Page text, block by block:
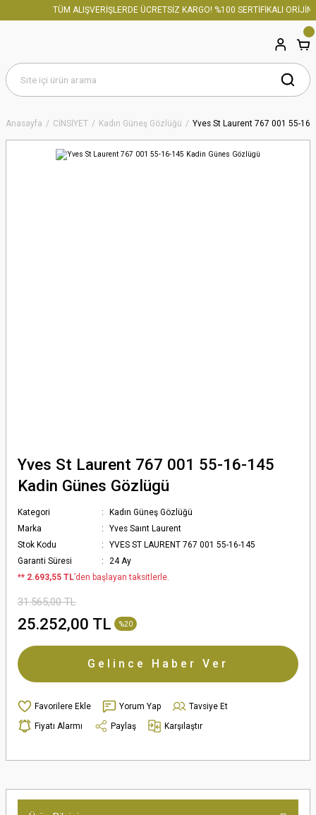
TÜM ALIŞVERİŞLERDE ÜCRETSİZ KARGO! %100 SERTİFİKALI
Anasayfa CİNSİYET Kadın Güneş Gözlüğü Yves St Laurent 767 001 55-
Yves St Laurent 767 001 55-16-145
Kadin Günes Gözlügü
Kategori
Kadın Güneş Gözlüğü
Marka
Yves Saınt Laurent
Stok Kodu
YVES ST LAURENT 767 001 55-16-145
Garanti Süresi
24 Ay
** 2.693,55 TL’den başlayan taksitlerle.
31.565,00 TL
25.252,00 TL %20
Gelince Haber Ver
Yorum Yap
Tavsiye Et
Fiyatı Alarmı
Paylaş Karşılaştır